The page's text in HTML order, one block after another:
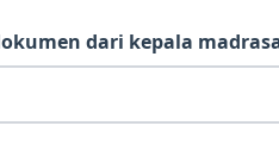
dari kepala